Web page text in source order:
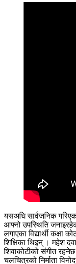
यसअघि सार्वजनिक
आफ्नो उपस्थिति
लगाएका विद्यार्थी कक्षा
शिक्षिका थिइन् । महेश
शिवाकोटीको संगीत
चलचित्रको निर्माता